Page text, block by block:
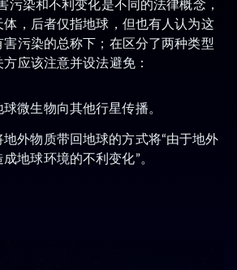
污染和不利变化是不同的法律概念，
，后者仅指地球，但也有人认为这
污染的总称下；在区分了两种类型
应该注意并设法避免：
球微生物向其他行星传播。
地外物质带回地球的方式将“由于地外
地球环境的不利变化”。